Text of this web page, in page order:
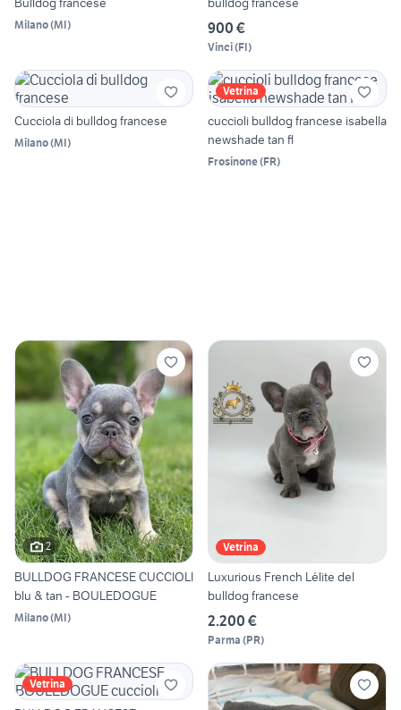
Milano(MI) 900 €
Vinci(FI)
Cucciola di bulldog francese
Milano(MI)
Vetrina
cuccioli bulldog francese isabella
newshade tan fl
Frosinone(FR)
2
BULLDOG FRANCESE CUCCIOLI
blu & tan - BOULEDOGUE
Milano(MI)
Vetrina
Luxurious French Lélite del
bulldog francese
2.200 €
Parma (PR)
Vetrina